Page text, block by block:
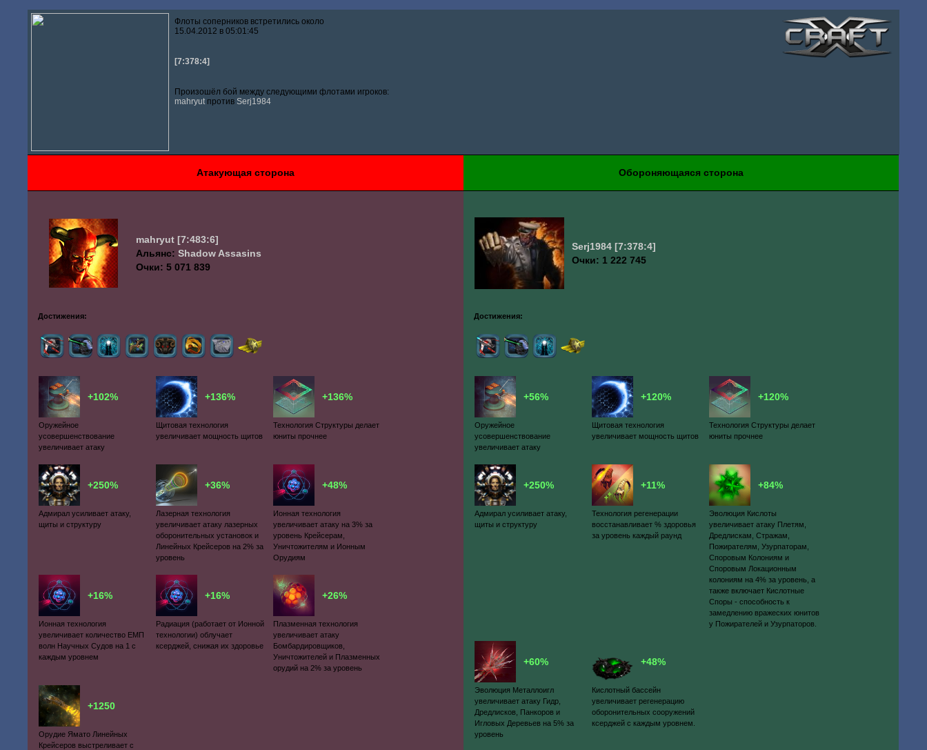
Флоты соперников встретились около
15.04.2012 в 05:01:45
[7:378:4]
Произошёл бой между следующими флотами игроков:
mahryutпротивSerj1984
Атакующая сторона Обороняющаяся сторона
mahryut [7:483:6]
Альянс:Shadow Assasins
Очки: 5 071 839
Достижения:
+102%
Оружейное
усовершенствование
увеличивает атаку
+136%
Щитовая технология
увеличивает мощность щитов
+136%
Технология Структуры делает
юниты прочнее
+250%
Адмирал усиливает атаку,
щиты и структуру
+36%
Лазерная технология
увеличивает атаку лазерных
оборонительных установок и
Линейных Крейсеров на 2% за
уровень
+48%
Ионная технология
увеличивает атаку на 3% за
уровень Крейсерам,
Уничтожителям и Ионным
Орудиям
+16%
Ионная технология
увеличивает количество ЕМП
волн Научных Судов на 1 с
каждым уровнем
+16%
Радиация (работает от Ионной
технологии) облучает
ксерджей, снижая их здоровье
+26%
Плазменная технология
увеличивает атаку
Бомбардировщиков,
Уничтожителей и Плазменных
орудий на 2% за уровень
+1250
Орудие Ямато Линейных
Крейсеров выстреливает с
Serj1984 [7:378:4]
Очки: 1 222 745
Достижения:
+56%
Оружейное
усовершенствование
увеличивает атаку
+120%
Щитовая технология
увеличивает мощность щитов
+120%
Технология Структуры делает
юниты прочнее
+250%
Адмирал усиливает атаку,
щиты и структуру
+11%
Технология регенерации
восстанавливает % здоровья
за уровень каждый раунд
+84%
Эволюция Кислоты
увеличивает атаку Плетям,
Дредлискам, Стражам,
Пожирателям, Узурпаторам,
Споровым Колониям и
Споровым Локационным
колониям на 4% за уровень, а
также включает Кислотные
Споры - способность к
замедлению вражеских юнитов
у Пожирателей и Узурпаторов.
+60%
Эволюция Металлоигл
увеличивает атаку Гидр,
Дредлисков, Панкоров и
Игловых Деревьев на 5% за
уровень
+48%
Кислотный бассейн
увеличивает регенерацию
оборонительных сооружений
ксерджей с каждым уровнем.